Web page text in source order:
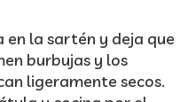
en la sartén y deja que
burbujas y los
ligeramente secos.